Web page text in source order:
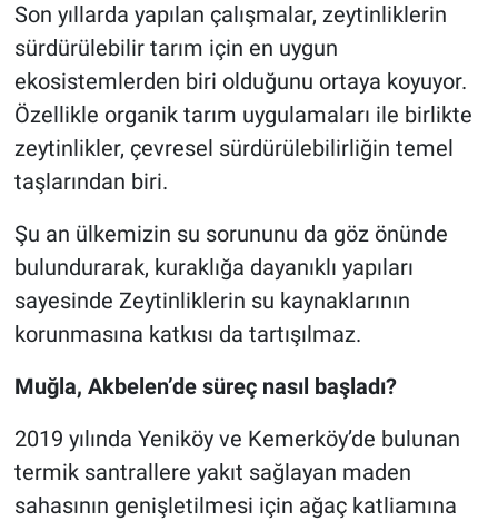
Son yıllarda yapılan çalışmalar, zeytinliklerin
sürdürülebilir tarım için en uygun
ekosistemlerden biri olduğunu ortaya koyuyor.
Özellikle organik tarım uygulamaları ile birlikte
zeytinlikler, çevresel sürdürülebilirliğin temel
taşlarından biri.
Şu an ülkemizin su sorununu da göz önünde
bulundurarak, kuraklığa dayanıklı yapıları
sayesinde Zeytinliklerin su kaynaklarının
korunmasına katkısı da tartışılmaz.
Muğla, Akbelen’de süreç nasıl başladı?
2019 yılında Yeniköy ve Kemerköy’de bulunan
termik santrallere yakıt sağlayan maden
sahasının genişletilmesi için ağaç katliamına